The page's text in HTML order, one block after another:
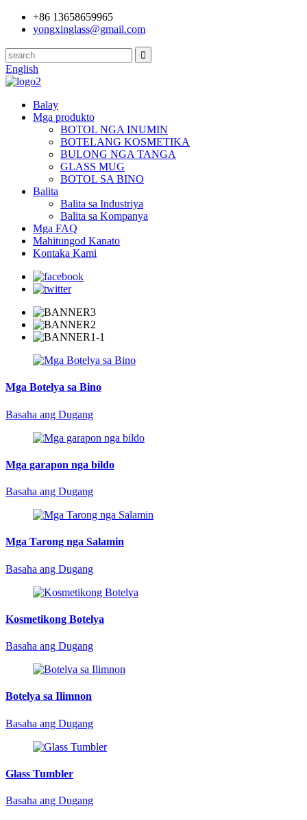
+86 13658659965
yongxinglass@gmail.com
English
Balay
Mga produkto
BOTOL NGA INUMIN
BOTELANG KOSMETIKA
BULONG NGA TANGA
GLASS MUG
BOTOL SA BINO
Balita
Balita sa Industriya
Balita sa Kompanya
Mga FAQ
Mahitungod Kanato
Kontaka Kami
Mga Botelya sa Bino
Basaha ang Dugang
Mga garapon nga bildo
Basaha ang Dugang
Mga Tarong nga Salamin
Basaha ang Dugang
Kosmetikong Botelya
Basaha ang Dugang
Botelya sa Ilimnon
Basaha ang Dugang
Glass Tumbler
Basaha ang Dugang